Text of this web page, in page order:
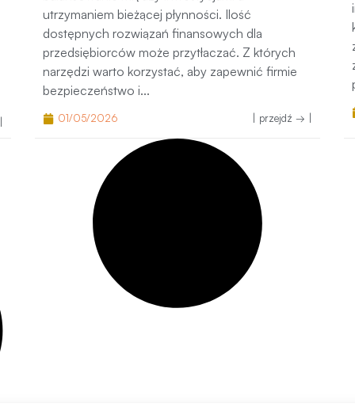
utrzymaniem bieżącej płynności. Ilość
dostępnych rozwiązań finansowych dla
przedsiębiorców może przytłaczać. Z których
narzędzi warto korzystać, aby zapewnić firmie
bezpieczeństwo i...
01/05/2026 | przejdź → |